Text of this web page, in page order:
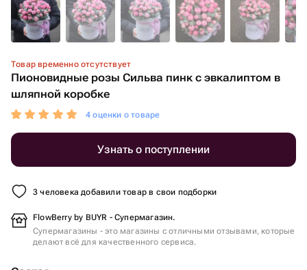
Товар временно отсутствует
Пионовидные розы Сильва пинк с эвкалиптом в
шляпной коробке
4 оценки о товаре
Узнать о поступлении
3 человека добавили товар в свои подборки
FlowBerry by BUYR - Супермагазин.
Супермагазины - это магазины с отличными отзывами, которые
делают всё для качественного сервиса.